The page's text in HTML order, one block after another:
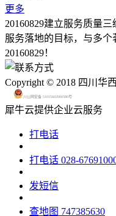
更多
20160829建立服务质量
服务落地的目标，与多
20160829！
Copyright © 2018 四川华
川公网安备 51015602000580号
犀牛云提供企业云服务
打电话
打电话 028-
发短信
查地图 747385630